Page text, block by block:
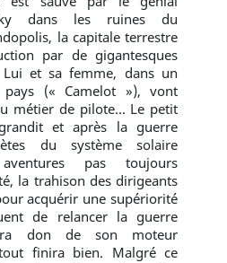
dans les ruines du
la capitale terrestre
par de gigantesques
et sa femme, dans un
(« Camelot »), vont
métier de pilote… Le petit
et après la guerre
du système solaire
pas toujours
la trahison des dirigeants
acquérir une supériorité
de relancer la guerre
don de son moteur
finira bien. Malgré ce